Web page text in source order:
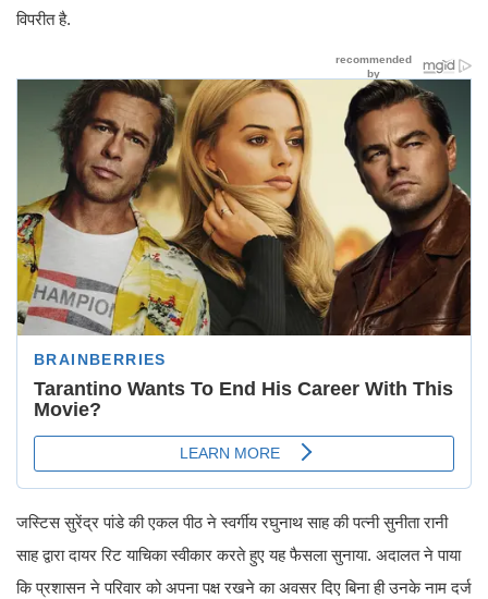
विपरीत है.
जस्टिस सुरेंद्र पांडे की एकल पीठ ने स्वर्गीय रघुनाथ साह की पत्नी सुनीता रानी
साह द्वारा दायर रिट याचिका स्वीकार करते हुए यह फैसला सुनाया. अदालत ने पाया
कि प्रशासन ने परिवार को अपना पक्ष रखने का अवसर दिए बिना ही उनके नाम दर्ज